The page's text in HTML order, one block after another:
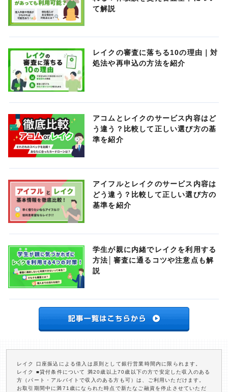
て解説
レイクの審査に落ちる10の理由｜対
処法や再申込の方法を紹介
アコムとレイクのサービス内容はど
う違う？比較して正しい選び方の基
準を紹介
アイフルとレイクのサービス内容は
どう違う？比較して正しい選び方の
基準を紹介
学生が親に内緒でレイクを利用する
方法│審査に通るコツや注意点も解
説
レイク 口座振込による借入は原則として銀行営業時間内に限られます。
レイク ■貸付条件について 満20歳以上70歳以下の方で安定した収入のある
方（パート・アルバイトで収入のある方も可）は、ご利用いただけます。
お取引期間中に満71歳になられた時点で新たなご融資を停止させていただ